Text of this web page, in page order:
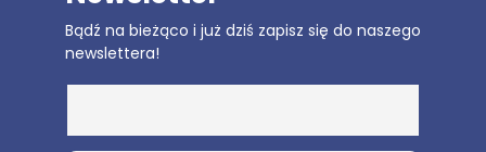
Bądź na bieżąco i już dziś zapisz się do naszego
newslettera!